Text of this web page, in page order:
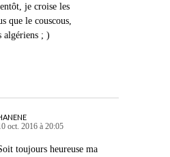
je croise les
que le couscous,
algériens ; )
oct. 2016 à 20:05
toujours heureuse ma